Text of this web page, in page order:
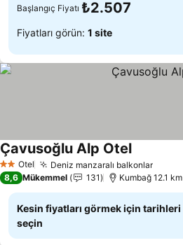
Başlangıç Fiyatı ₺2.507
Fiyatları görün: 1 site
2 Yıldız
Otel Deniz manzaralı balkonlar
Çavusoğlu Alp Otel
8,6 Mükemmel 131 Kumbağ 12.1
Kesin fiyatları görmek için tarihleri
seçin